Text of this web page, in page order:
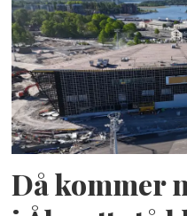
Då kommer